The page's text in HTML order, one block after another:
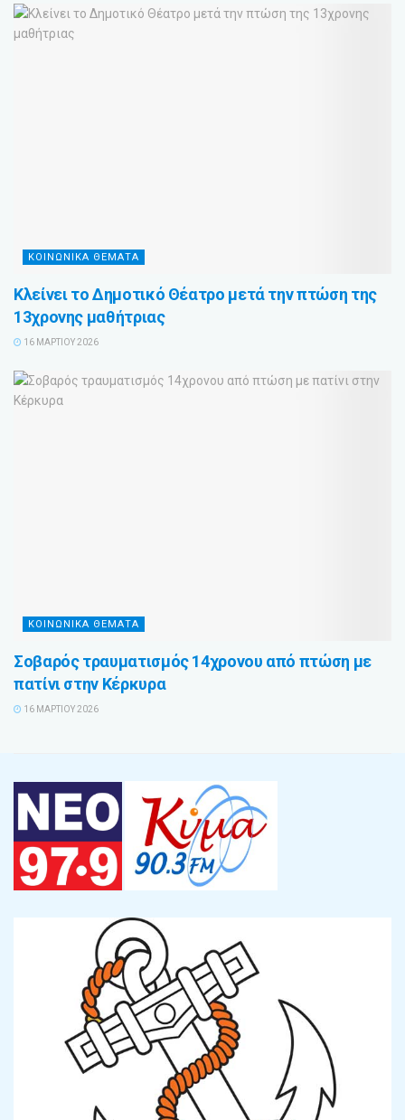
ΚΟΙΝΩΝΙΚΑ ΘΕΜΑΤΑ
Κλείνει το Δημοτικό Θέατρο μετά την πτώση της
13χρονης μαθήτριας
16 ΜΑΡΤΊΟΥ 2026
ΚΟΙΝΩΝΙΚΑ ΘΕΜΑΤΑ
Σοβαρός τραυματισμός 14χρονου από πτώση με
πατίνι στην Κέρκυρα
16 ΜΑΡΤΊΟΥ 2026